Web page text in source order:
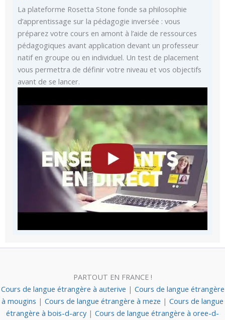
La plateforme Rosetta Stone fonde sa philosophie
d’apprentissage sur la pédagogie inversée : vous
préparez votre cours en amont à l’aide de ressources
pédagogiques avant application devant un professeur
natif en groupe ou en individuel. Un test de placement
vous permettra de définir votre niveau et vos objectifs
avant de se lancer.
PARTOUT EN FRANCE !
Cours de langue étrangère à auterive | Cours de langue étrangère
à mougins | Cours de langue étrangère à meze | Cours de langue
étrangère à bois-d-arcy | Cours de langue étrangère à oree-d-